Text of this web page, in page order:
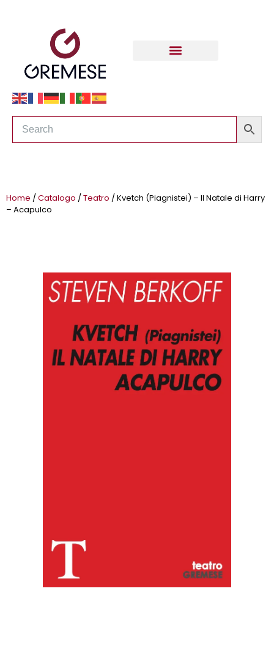
Home /Catalogo /Teatro / Kvetch (Piagnistei) – Il Natale di Harry
– Acapulco